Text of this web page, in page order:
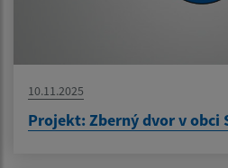
10.11.2025
Projekt: Zberný dvor v obci